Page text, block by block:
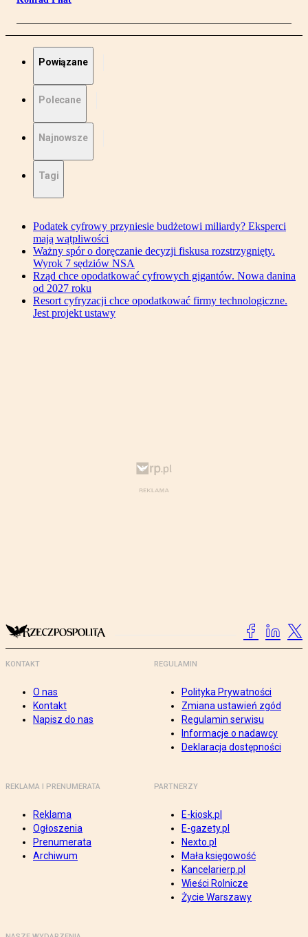
Powiązane
Polecane
Najnowsze
Tagi
Podatek cyfrowy przyniesie budżetowi miliardy? Eksperci
mają wątpliwości
Ważny spór o doręczanie decyzji fiskusa rozstrzygnięty.
Wyrok 7 sędziów NSA
Rząd chce opodatkować cyfrowych gigantów. Nowa danina
od 2027 roku
Resort cyfryzacji chce opodatkować firmy technologiczne.
Jest projekt ustawy
KONTAKT
O nas
Kontakt
Napisz do nas
REGULAMIN
Polityka Prywatności
Zmiana ustawień zgód
Regulamin serwisu
Informacje o nadawcy
Deklaracja dostępności
REKLAMA I PRENUMERATA
Reklama
Ogłoszenia
Prenumerata
Archiwum
PARTNERZY
E-kiosk.pl
E-gazety.pl
Nexto.pl
Mała księgowość
Kancelarierp.pl
Wieści Rolnicze
Życie Warszawy